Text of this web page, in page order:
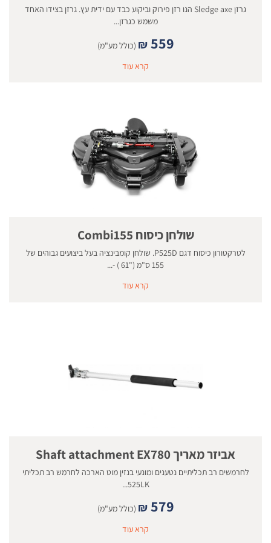
גרזן Sledge axe הנו רזן פירוק וביקוע כבד עם ידית עץ. גרזן בצידו האחד
משמש כגרזן...
₪ 559
(כולל מע"מ)
קרא עוד
שולחן כיסוח Combi155
לטרקטורון כיסוח דגם P525D. שולחן קומבינציה בעל ביצועים גבוהים של
155 ס"מ ("61 ) -...
קרא עוד
אביזר מאריך Shaft attachment EX780
לחרמשים רב תכליתיים נטענים ומונעי בנזין מוט הארכה לחרמש רב תכליתי
525LK...
₪ 579
(כולל מע"מ)
קרא עוד